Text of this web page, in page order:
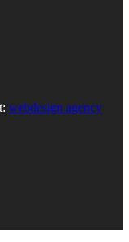
webdesign agency